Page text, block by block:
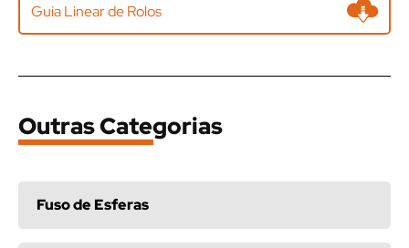
Guia Linear de Rolos
Outras Categorias
Fuso de Esferas